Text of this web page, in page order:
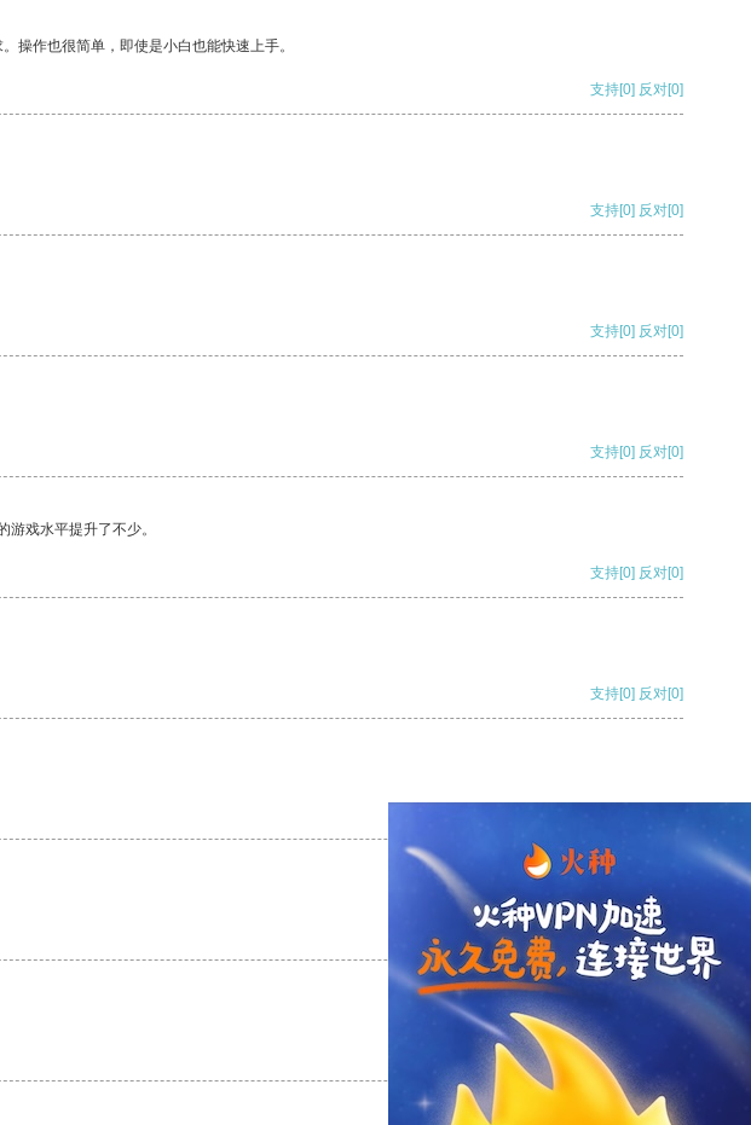
操作也很简单，即使是小白也能快速上手。
支持[0] 反对[0]
支持[0] 反对[0]
支持[0] 反对[0]
支持[0] 反对[0]
戏水平提升了不少。
支持[0] 反对[0]
支持[0] 反对[0]
支持 [0] 反对 [0]
支持